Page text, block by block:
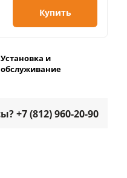
Купить
Установка и
обслуживание
+7 (812) 960-20-90